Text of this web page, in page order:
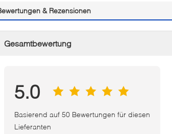
& Rezensionen
Gesamtbewertung
5.0
Basierend auf 50 Bewertungen für diesen
Lieferanten